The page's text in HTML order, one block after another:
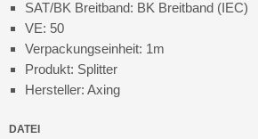
SAT/BK Breitband: BK Breitband (IEC)
VE: 50
Verpackungseinheit: 1m
Produkt: Splitter
Hersteller: Axing
DATEI